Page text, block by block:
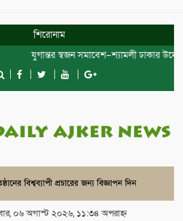
শিরোনাম
যুগান্তর স্বজন সমাবেশ–শ্যামলী ঢাকার
০৬ অগাস্ট ২০২৬, ১১:৩৪ অপরাহ্ন